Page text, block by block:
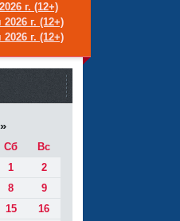
г. (12+)
г. (12+)
г. (12+)
Сб
Вс
1
2
8
9
15
16